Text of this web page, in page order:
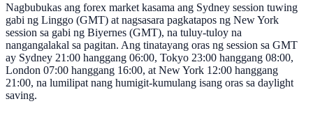
Nagbubukas ang forex market kasama ang Sydney session tuwing
gabi ng Linggo (GMT) at nagsasara pagkatapos ng New York
session sa gabi ng Biyernes (GMT), na tuluy-tuloy na
nangangalakal sa pagitan. Ang tinatayang oras ng session sa GMT
ay Sydney 21:00 hanggang 06:00, Tokyo 23:00 hanggang 08:00,
London 07:00 hanggang 16:00, at New York 12:00 hanggang
21:00, na lumilipat nang humigit-kumulang isang oras sa daylight
saving.